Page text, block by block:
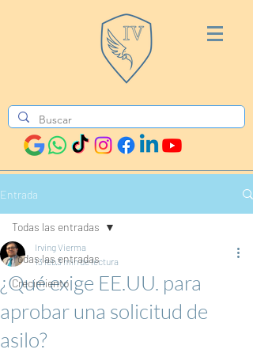
Entrada
Todas las entradas
Crecimiento
Todas las entradas
¿Qué exige EE.UU. para
aprobar una solicitud de
asilo?
Irving Vierma
13 feb3 min de lectura